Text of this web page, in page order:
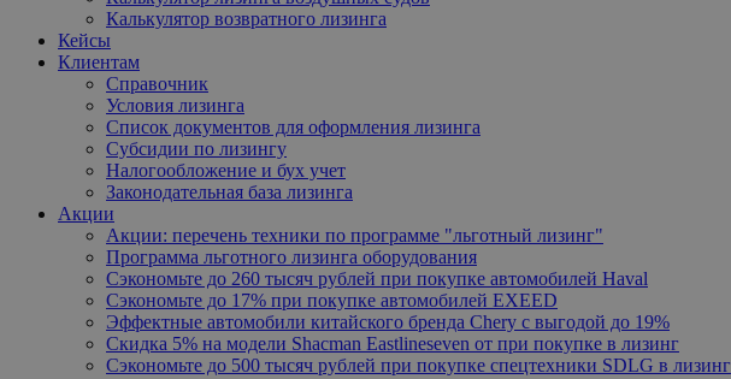
Калькулятор возвратного лизинга
Кейсы
Клиентам
Справочник
Условия лизинга
Список документов для оформления лизинга
Субсидии по лизингу
Налогообложение и бух учет
Законодательная база лизинга
Акции
Акции: перечень техники по программе "льготный лизинг"
Программа льготного лизинга оборудования
Сэкономьте до 260 тысяч рублей при покупке автомобилей Haval
Сэкономьте до 17% при покупке автомобилей EXEED
Эффектные автомобили китайского бренда Chery с выгодой до 19%
Скидка 5% на модели Shacman Eastlineseven от при покупке в лизинг
Сэкономьте до 500 тысяч рублей при покупке спецтехники SDLG в лизинг